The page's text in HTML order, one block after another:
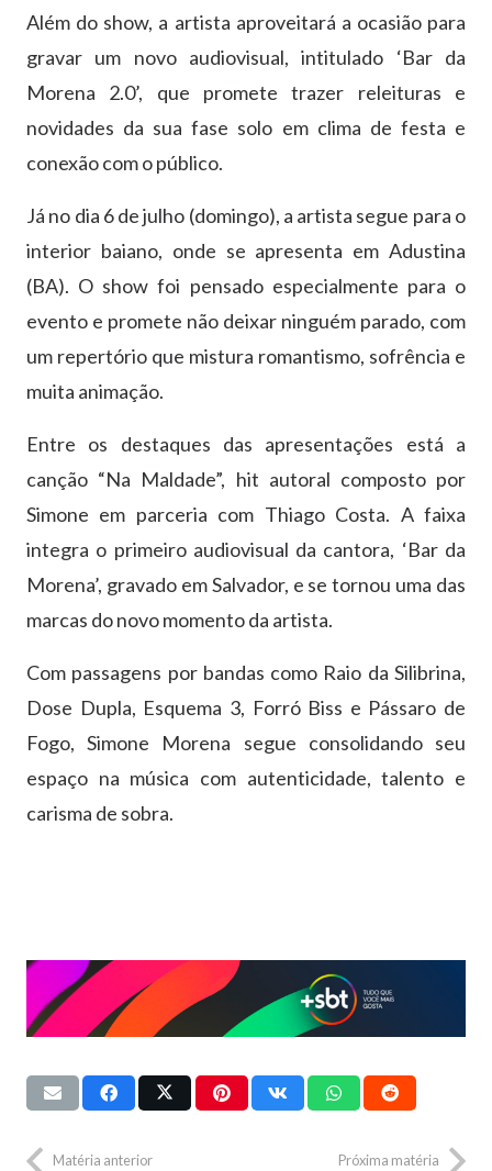
Além do show, a artista aproveitará a ocasião para
gravar um novo audiovisual, intitulado ‘Bar da
Morena 2.0’, que promete trazer releituras e
novidades da sua fase solo em clima de festa e
conexão com o público.
Já no dia 6 de julho (domingo), a artista segue para o
interior baiano, onde se apresenta em Adustina
(BA). O show foi pensado especialmente para o
evento e promete não deixar ninguém parado, com
um repertório que mistura romantismo, sofrência e
muita animação.
Entre os destaques das apresentações está a
canção “Na Maldade”, hit autoral composto por
Simone em parceria com Thiago Costa. A faixa
integra o primeiro audiovisual da cantora, ‘Bar da
Morena’, gravado em Salvador, e se tornou uma das
marcas do novo momento da artista.
Com passagens por bandas como Raio da Silibrina,
Dose Dupla, Esquema 3, Forró Biss e Pássaro de
Fogo, Simone Morena segue consolidando seu
espaço na música com autenticidade, talento e
carisma de sobra.
Matéria anterior Próxima matéria